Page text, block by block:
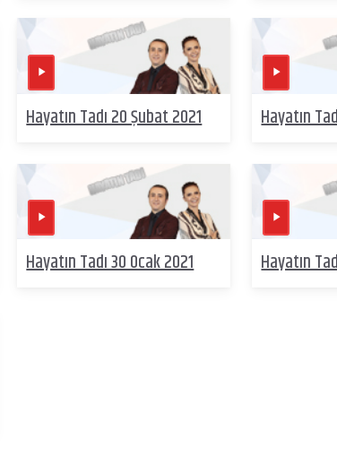
Hayatın Tadı 20 Şubat 2021 Hayatın
Hayatın Tadı 30 Ocak 2021 Hayatın